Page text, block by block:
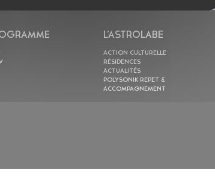
L’ASTROLABE
ACTION CULTURELLE
RÉSIDENCES
ACTUALITÉS
POLYSONIK REPET &
ACCOMPAGNEMENT